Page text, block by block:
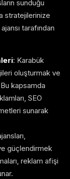
sunduğu
stratejilerinize
tarafından
: Karabük
oluşturmak ve
kapsamda
SEO
sunarak
güçlendirmek
reklam afişi